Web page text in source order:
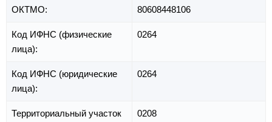
ОКТМО: 80608448106
Код ИФНС (физические
лица):
0264
Код ИФНС (юридические
лица):
0264
Территориальный участок
0208